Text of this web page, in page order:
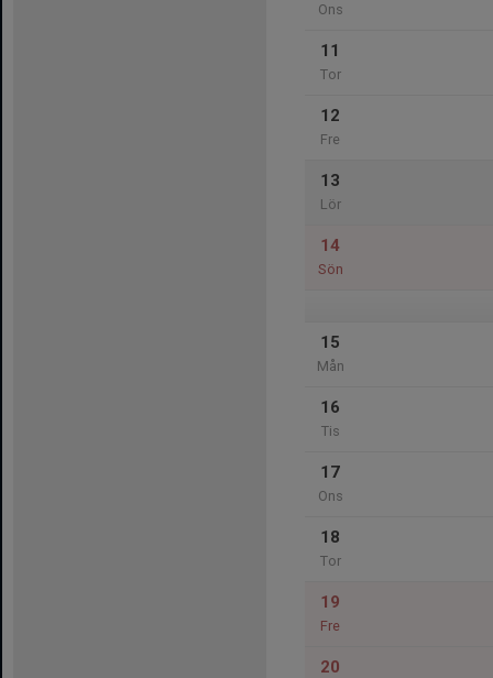
Ons
11
Tor
12
Fre
13
Lör
14
Sön
15
Mån
16
Tis
17
Ons
18
Tor
19
Fre
20